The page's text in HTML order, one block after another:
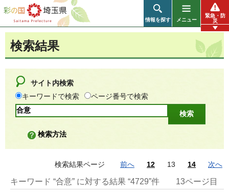
彩の国 埼玉県
情報を探す メニュー
緊急・防
災
検索結果
サイト内検索
キーワードで検索
ページ番号で検索
検索方法
検索結果ページ 前へ 12 13 14 次へ
キーワード “合意” に対する結果 “4729”件 13ページ目